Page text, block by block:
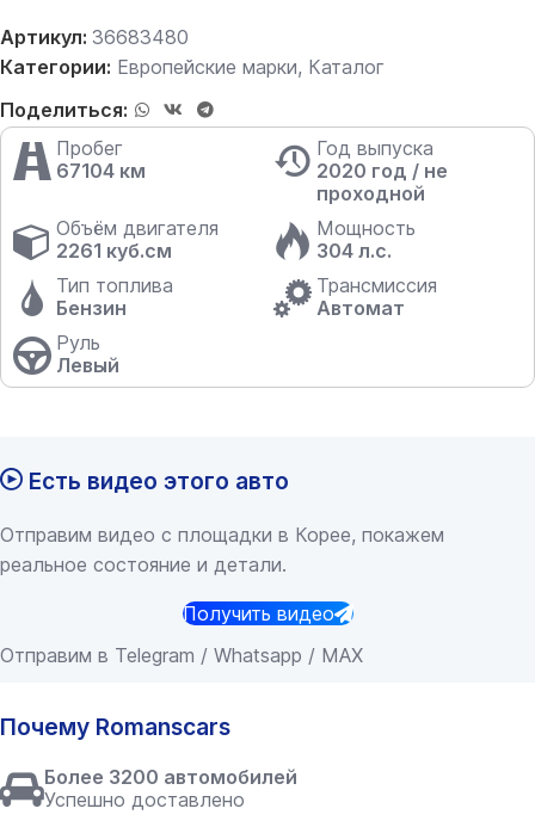
Артикул: 36683480
Категории: Европейские марки, Каталог
Поделиться:
Пробег
67104 км
Год выпуска
2020 год / не
проходной
Объём двигателя
2261 куб.см
Мощность
304 л.с.
Тип топлива
Бензин
Трансмиссия
Автомат
Руль
Левый
Есть видео этого авто
Отправим видео с площадки в Корее, покажем
реальное состояние и детали.
Получить видео
Отправим в Telegram / Whatsapp / MAX
Почему Romanscars
Более 3200 автомобилей
Успешно доставлено